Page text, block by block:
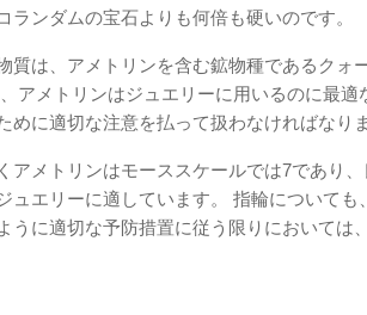
ランダムの宝石よりも何倍も硬いのです。
質は、アメトリンを含む鉱物種であるクォ
アメトリンはジュエリーに用いるのに最適
めに適切な注意を払って扱わなければなりま
アメトリンはモーススケールでは7であり
ュエリーに適しています。 指輪についても
うに適切な予防措置に従う限りにおいては